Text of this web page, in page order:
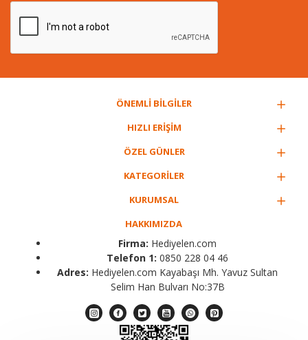
ÖNEMLİ BİLGİLER
HIZLI ERİŞİM
ÖZEL GÜNLER
KATEGORİLER
KURUMSAL
HAKKIMIZDA
Firma: Hediyelen.com
Telefon 1: 0850 228 04 46
Adres: Hediyelen.com Kayabaşı Mh. Yavuz Sultan
Selim Han Bulvarı No:37B